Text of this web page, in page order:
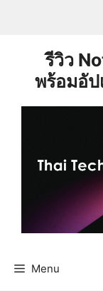
รีวิว
พร้อมอัป
Menu